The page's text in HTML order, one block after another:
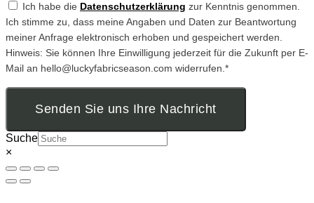
Ich habe die Datenschutzerklärung zur Kenntnis genommen.
Ich stimme zu, dass meine Angaben und Daten zur Beantwortung
meiner Anfrage elektronisch erhoben und gespeichert werden.
Hinweis: Sie können Ihre Einwilligung jederzeit für die Zukunft per E-
Mail an hello@luckyfabricseason.com widerrufen.*
Senden Sie uns Ihre Nachricht
Suche
×